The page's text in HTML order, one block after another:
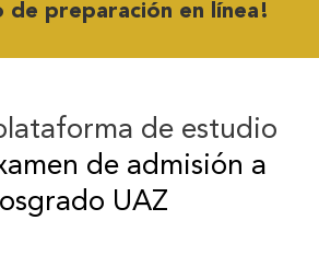
de preparación en línea!
de estudio
de admisión a
UAZ